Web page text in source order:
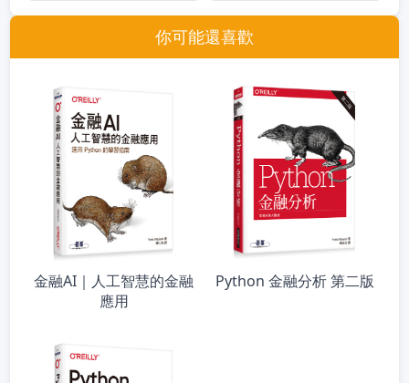
你可能還喜歡
金融AI｜人工智慧的金融
應用
Python 金融分析 第二版